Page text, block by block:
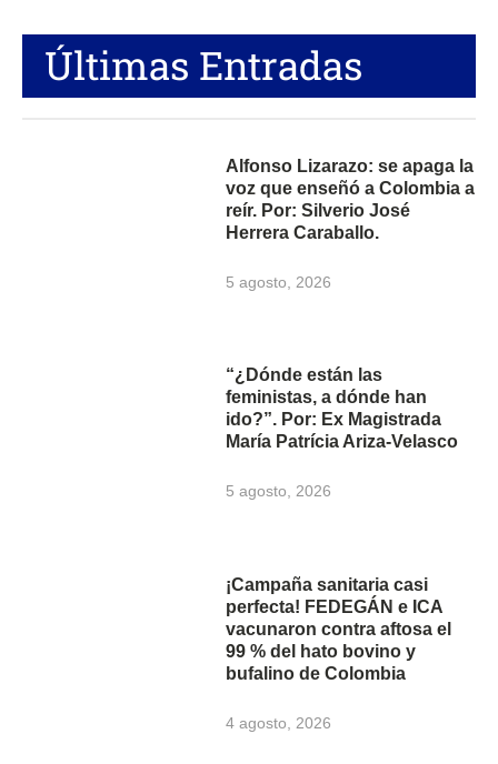
Últimas Entradas
Alfonso Lizarazo: se apaga la
voz que enseñó a Colombia a
reír. Por: Silverio José
Herrera Caraballo.
5 agosto, 2026
“¿Dónde están las
feministas, a dónde han
ido?”. Por: Ex Magistrada
María Patrícia Ariza-Velasco
5 agosto, 2026
¡Campaña sanitaria casi
perfecta! FEDEGÁN e ICA
vacunaron contra aftosa el
99 % del hato bovino y
bufalino de Colombia
4 agosto, 2026